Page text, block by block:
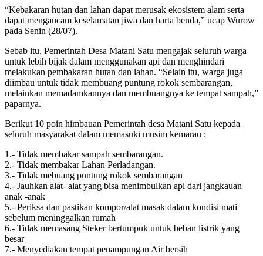
“Kebakaran hutan dan lahan dapat merusak ekosistem alam serta
dapat mengancam keselamatan jiwa dan harta benda,” ucap Wurow
pada Senin (28/07).
Sebab itu, Pemerintah Desa Matani Satu mengajak seluruh warga
untuk lebih bijak dalam menggunakan api dan menghindari
melakukan pembakaran hutan dan lahan. “Selain itu, warga juga
diimbau untuk tidak membuang puntung rokok sembarangan,
melainkan memadamkannya dan membuangnya ke tempat sampah,”
paparnya.
Berikut 10 poin himbauan Pemerintah desa Matani Satu kepada
seluruh masyarakat dalam memasuki musim kemarau :
1.- Tidak membakar sampah sembarangan.
2.- Tidak membakar Lahan Perladangan.
3.- Tidak mebuang puntung rokok sembarangan
4.- Jauhkan alat- alat yang bisa menimbulkan api dari jangkauan
anak -anak
5.- Periksa dan pastikan kompor/alat masak dalam kondisi mati
sebelum meninggalkan rumah
6.- Tidak memasang Steker bertumpuk untuk beban listrik yang
besar
7.- Menyediakan tempat penampungan Air bersih